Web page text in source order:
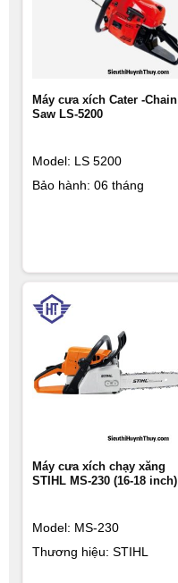
Máy cưa xích Cater -Chain
Saw LS-5200
Model: LS 5200
Bảo hành: 06 tháng
Máy cưa xích chạy xăng
STIHL MS-230 (16-18 inch)
Model: MS-230
Thương hiệu: STIHL